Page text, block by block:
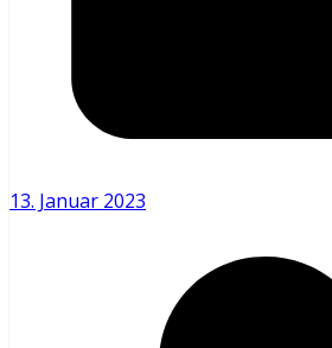
13. Januar 2023